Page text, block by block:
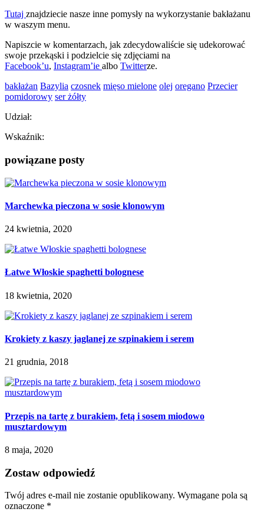
Tutaj znajdziecie nasze inne pomysły na wykorzystanie bakłażanu
w waszym menu.
Napiszcie w komentarzach, jak zdecydowaliście się udekorować
swoje przekąski i podzielcie się zdjęciami na
Facebook’u, Instagram’ie albo Twitterze.
bakłażan Bazylia czosnek mięso mielone olej oregano Przecier
pomidorowy ser żółty
Udział:
Wskaźnik:
powiązane posty
Marchewka pieczona w sosie klonowym
24 kwietnia, 2020
Łatwe Włoskie spaghetti bolognese
18 kwietnia, 2020
Krokiety z kaszy jaglanej ze szpinakiem i serem
21 grudnia, 2018
Przepis na tartę z burakiem, fetą i sosem miodowo
musztardowym
8 maja, 2020
Zostaw odpowiedź
Twój adres e-mail nie zostanie opublikowany. Wymagane pola są
oznaczone *